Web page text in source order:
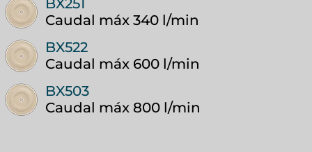
Caudal máx 340 l/min
BX522
Caudal máx 600 l/min
BX503
Caudal máx 800 l/min